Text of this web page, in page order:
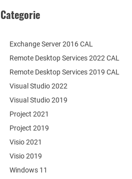
Categorie
Remote Desktop Services 2022 CAL
Remote Desktop Services 2019 CAL
Exchange Server 2016 CAL
Visual Studio 2022
Visual Studio 2019
Project 2021
Project 2019
Visio 2021
Visio 2019
Windows 11